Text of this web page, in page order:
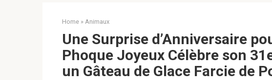
Home » Animaux
Une Surprise d’Anniversaire
Phoque Joyeux Célèbre son
un Gâteau de Glace Farcie de